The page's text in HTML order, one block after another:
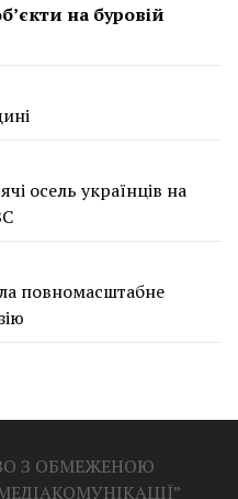
на буровій
осель українців на
повномасштабне
З ОБМЕЖЕНОЮ